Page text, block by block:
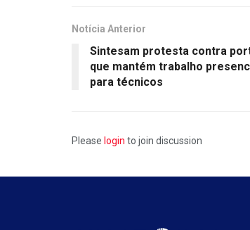
Notícia Anterior
Sintesam protesta contra
que mantém trabalho
para técnicos
Please login to join discussion